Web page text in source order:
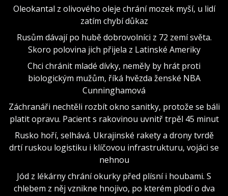
Oleokantal z olivového oleje chrání mozek myší, u lidí
zatím chybí důkaz
Rusům dávají po hubě dobrovolníci z 72 zemí světa.
Skoro polovina jich přijela z Latinské Ameriky
Chci chránit mladé dívky, neměly by hrát proti
biologickým mužům, říká hvězda ženské NBA
Cunninghamová
Záchranáři nechtěli rozbít okno sanitky, protože se báli
platit opravu. Pacient s rakovinou uvnitř trpěl 45 minut
Rusko hoří, selhává. Ukrajinské rakety a drony tvrdě
drtí ruskou logistiku i klíčovou infrastrukturu, vojáci se
nehnou
Jód z lékárny chrání okurky před plísní i houbami. S
chlebem z něj vznikne hnojivo, po kterém plodí o dva